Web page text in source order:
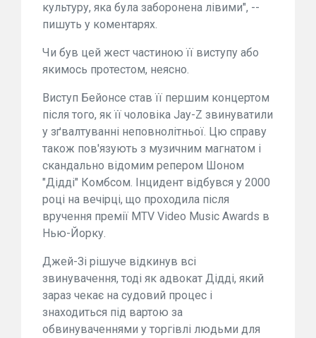
культуру, яка була заборонена лівими", --
пишуть у коментарях.
Чи був цей жест частиною її виступу або
якимось протестом, неясно.
Виступ Бейонсе став її першим концертом
після того, як її чоловіка Jay-Z звинуватили
у зґвалтуванні неповнолітньої. Цю справу
також пов'язують з музичним магнатом і
скандально відомим репером Шоном
"Дідді" Комбсом. Інцидент відбувся у 2000
році на вечірці, що проходила після
вручення премії MTV Video Music Awards в
Нью-Йорку.
Джей-Зі рішуче відкинув всі
звинувачення, тоді як адвокат Дідді, який
зараз чекає на судовий процес і
знаходиться під вартою за
обвинуваченнями у торгівлі людьми для